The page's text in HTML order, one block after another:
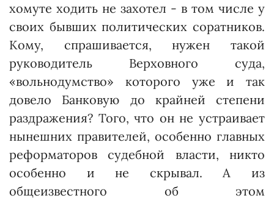
хомуте ходить не захотел - в том числе у
своих бывших политических соратников.
Кому, спрашивается, нужен такой
руководитель Верховного суда,
«вольнодумство» которого уже и так
довело Банковую до крайней степени
раздражения? Того, что он не устраивает
нынешних правителей, особенно главных
реформаторов судебной власти, никто
особенно и не скрывал. А из
общеизвестного об этом